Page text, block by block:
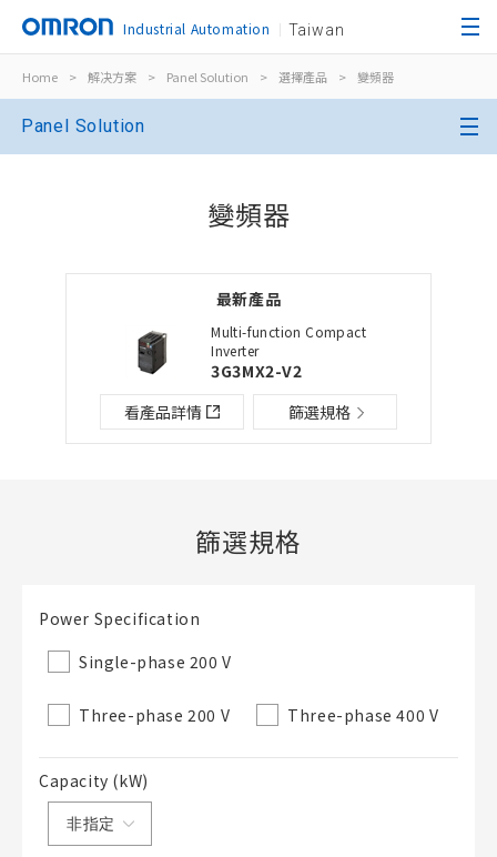
Industrial Automation Taiwan
Home > 解决方案 > Panel Solution > 選擇產品 > 變頻器
Panel Solution
變頻器
最新產品
Multi-function Compact
Inverter
3G3MX2-V2
看產品詳情
篩選規格
篩選規格
Power Specification
Single-phase 200 V
Three-phase 200 V Three-phase 400 V
Capacity (kW)
關閉
新增產品到BOM表
加入到現有BOM表
檔案夾/BOM表名稱
檔案夾 必要
新建檔案夾
既存檔案夾內新建BOM表
開啟BOM表
選擇其他產品